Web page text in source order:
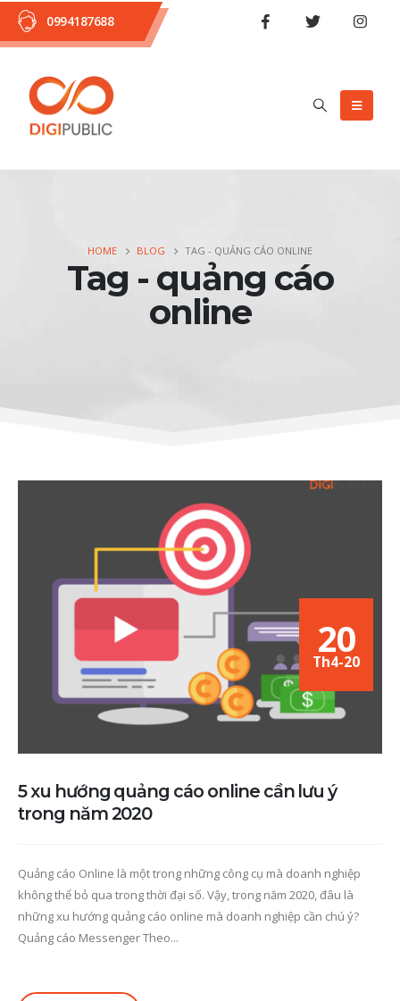
0994187688
HOME BLOG TAG - QUẢNG CÁO ONLINE
Tag - quảng cáo
online
20
Th4-20
5 xu hướng quảng cáo online cần lưu ý
trong năm 2020
Quảng cáo Online là một trong những công cụ mà doanh nghiệp
không thể bỏ qua trong thời đại số. Vậy, trong năm 2020, đâu là
những xu hướng quảng cáo online mà doanh nghiệp cần chú ý?
Quảng cáo Messenger Theo...